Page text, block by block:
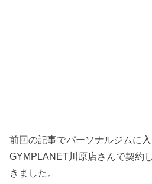
前回の記事でパーソナルジムに入
GYMPLANET川原店さんで契約
きました。